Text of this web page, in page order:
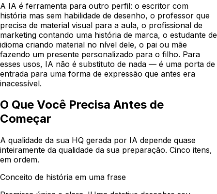
A IA é ferramenta para outro perfil: o escritor com
história mas sem habilidade de desenho, o professor que
precisa de material visual para a aula, o profissional de
marketing contando uma história de marca, o estudante de
idioma criando material no nível dele, o pai ou mãe
fazendo um presente personalizado para o filho. Para
esses usos, IA não é substituto de nada — é uma porta de
entrada para uma forma de expressão que antes era
inacessível.
O Que Você Precisa Antes de
Começar
A qualidade da sua HQ gerada por IA depende quase
inteiramente da qualidade da sua preparação. Cinco itens,
em ordem.
Conceito de história em uma frase